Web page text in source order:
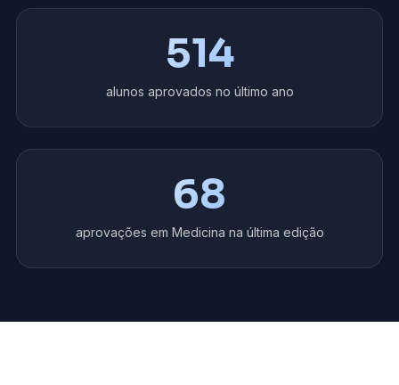
514
alunos aprovados no último ano
68
aprovações em Medicina na última edição